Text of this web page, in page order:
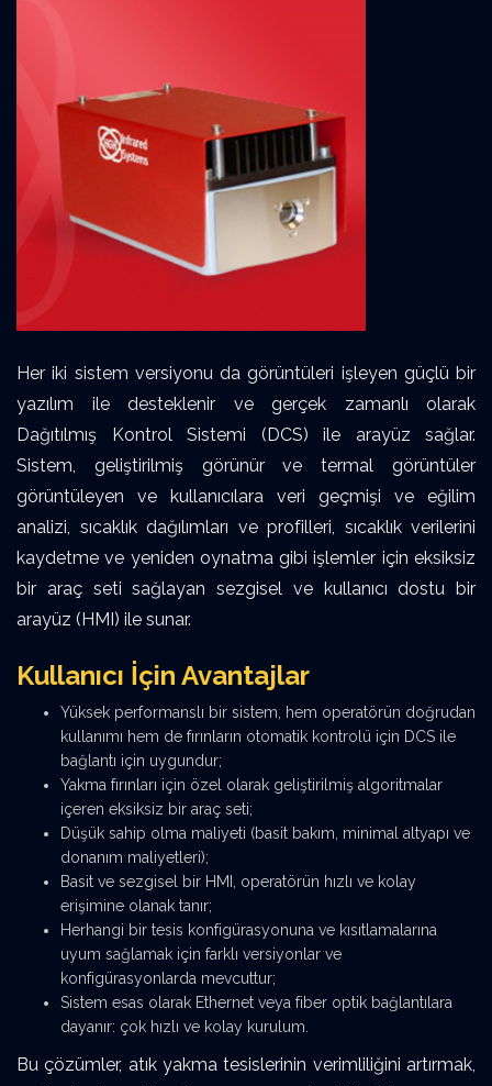
Her iki sistem versiyonu da görüntüleri işleyen güçlü bir
yazılım ile desteklenir ve gerçek zamanlı olarak
Dağıtılmış Kontrol Sistemi (DCS) ile arayüz sağlar.
Sistem, geliştirilmiş görünür ve termal görüntüler
görüntüleyen ve kullanıcılara veri geçmişi ve eğilim
analizi, sıcaklık dağılımları ve profilleri, sıcaklık verilerini
kaydetme ve yeniden oynatma gibi işlemler için eksiksiz
bir araç seti sağlayan sezgisel ve kullanıcı dostu bir
arayüz (HMI) ile sunar.
Kullanıcı İçin Avantajlar
Yüksek performanslı bir sistem, hem operatörün doğrudan
kullanımı hem de fırınların otomatik kontrolü için DCS ile
bağlantı için uygundur;
Yakma fırınları için özel olarak geliştirilmiş algoritmalar
içeren eksiksiz bir araç seti;
Düşük sahip olma maliyeti (basit bakım, minimal altyapı ve
donanım maliyetleri);
Basit ve sezgisel bir HMI, operatörün hızlı ve kolay
erişimine olanak tanır;
Herhangi bir tesis konfigürasyonuna ve kısıtlamalarına
uyum sağlamak için farklı versiyonlar ve
konfigürasyonlarda mevcuttur;
Sistem esas olarak Ethernet veya fiber optik bağlantılara
dayanır: çok hızlı ve kolay kurulum.
Bu çözümler, atık yakma tesislerinin verimliliğini artırmak,